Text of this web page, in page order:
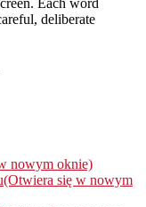
deliberate
nowym oknie)
się w nowym